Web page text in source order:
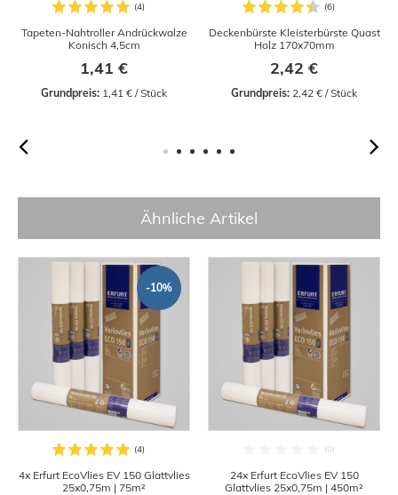
Tapeten-Nahtroller Andrückwalze
Konisch 4,5cm
1,41 €
Grundpreis: 1,41 € / Stück
Deckenbürste Kleisterbürste Quast
Holz 170x70mm
2,42 €
Grundpreis: 2,42 € / Stück
Ähnliche Artikel
-10%
4x Erfurt EcoVlies EV 150 Glattvlies
25x0,75m | 75m²
24x Erfurt EcoVlies EV 150
Glattvlies 25x0,75m | 450m²